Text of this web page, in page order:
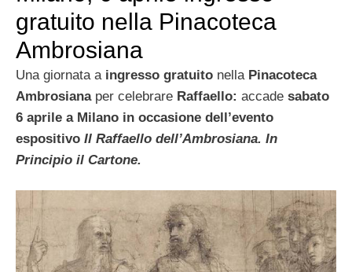
gratuito nella Pinacoteca
Ambrosiana
Una giornata a ingresso gratuito nellaPinacoteca
Ambrosiana per celebrare Raffaello: accade sabato
6 aprile a Milano in occasione dell’evento
espositivo Il Raffaello dell’Ambrosiana. In
Principio il Cartone.